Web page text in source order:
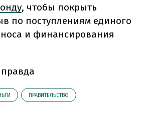
, чтобы покрыть
по поступлениям единого
и финансирования
ПРАВИТЕЛЬСТВО